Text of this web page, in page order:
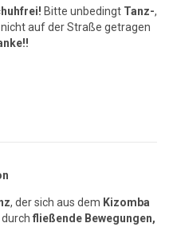
Bitte unbedingt Tanz-,
auf der Straße getragen
, der sich aus dem Kizomba
fließende Bewegungen,